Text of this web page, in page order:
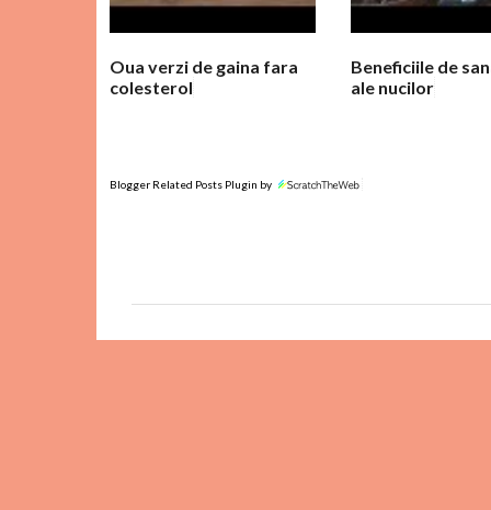
Oua verzi de gaina fara
colesterol
Beneficiile de
ale nucilor
Blogger Related Posts Plugin by
i